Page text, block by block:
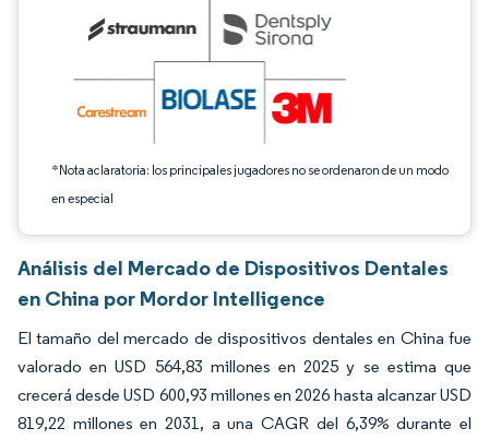
*Nota aclaratoria: los principales jugadores no se ordenaron de un modo
en especial
Análisis del Mercado de Dispositivos Dentales
en China por Mordor Intelligence
El tamaño del mercado de dispositivos dentales en China fue
valorado en USD 564,83 millones en 2025 y se estima que
crecerá desde USD 600,93 millones en 2026 hasta alcanzar USD
819,22 millones en 2031, a una CAGR del 6,39% durante el